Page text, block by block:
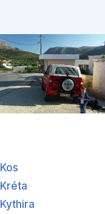
Kos
Kréta
Kythira